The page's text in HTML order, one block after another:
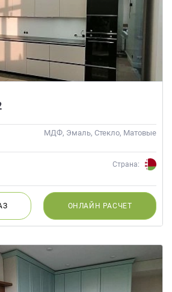
МДФ, Эмаль, Стекло, Матовые
Страна:
ОНЛАЙН РАСЧЕТ